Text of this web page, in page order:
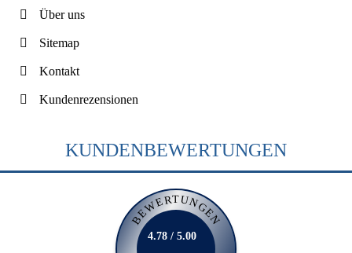
Über uns
Sitemap
Kontakt
Kundenrezensionen
KUNDENBEWERTUNGEN
BEWERTUNGEN
4.78 / 5.00